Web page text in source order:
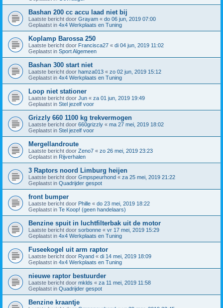
Bashan 200 cc accu laad niet bij
Laatste bericht door Grayam « do 06 jun, 2019 07:00
Geplaatst in 4x4 Werkplaats en Tuning
Koplamp Barossa 250
Laatste bericht door Francisca27 « di 04 jun, 2019 11:02
Geplaatst in Sport Algemeen
Bashan 300 start niet
Laatste bericht door hamza013 « zo 02 jun, 2019 15:12
Geplaatst in 4x4 Werkplaats en Tuning
Loop niet stationer
Laatste bericht door Jun « za 01 jun, 2019 19:49
Geplaatst in Stel jezelf voor
Grizzly 660 1100 kg trekvermogen
Laatste bericht door 660grizzly « ma 27 mei, 2019 18:02
Geplaatst in Stel jezelf voor
Mergellandroute
Laatste bericht door Zeno7 « zo 26 mei, 2019 23:23
Geplaatst in Rijverhalen
3 Raptors noord Limburg heijen
Laatste bericht door Gmpspeurhond « za 25 mei, 2019 21:22
Geplaatst in Quadrijder gespot
front bumper
Laatste bericht door Phille « do 23 mei, 2019 18:22
Geplaatst in Te Koop! (geen handelaars)
Benzine spuit in luchtfilterbak uit de motor
Laatste bericht door sorbonne « vr 17 mei, 2019 15:29
Geplaatst in 4x4 Werkplaats en Tuning
Fuseekogel uit arm raptor
Laatste bericht door Ryand « di 14 mei, 2019 18:09
Geplaatst in 4x4 Werkplaats en Tuning
nieuwe raptor bestuurder
Laatste bericht door mklds « za 11 mei, 2019 11:58
Geplaatst in Quadrijder gespot
Benzine kraantje